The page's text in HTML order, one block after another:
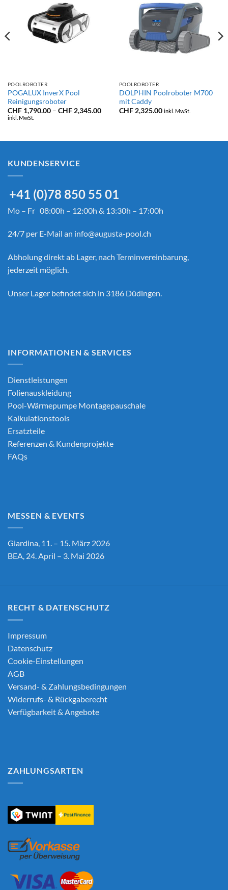
POOLROBOTER
POGALUX InverX Pool
Reinigungsroboter
CHF1,790.00 – CHF2,345.00Preisspanne:
CHF 1,790.00
inkl. MwSt.
POOLROBOTER
DOLPHIN Poolroboter M700
mit Caddy
CHF2,325.00 inkl. MwSt.
KUNDENSERVICE
+41 (0)78 850 55 01
Mo – Fr 08:00h – 12:00h & 13:30h – 17:00h
24/7 per E-Mail an info@augusta-pool.ch
Abholung direkt ab Lager, nach Terminvereinbarung,
jederzeit möglich.
Unser Lager befindet sich in 3186 Düdingen.
INFORMATIONEN & SERVICES
Dienstleistungen
Folienauskleidung
Pool-Wärmepumpe Montagepauschale
Kalkulationstools
Ersatzteile
Referenzen & Kundenprojekte
FAQs
MESSEN & EVENTS
Giardina, 11. – 15. März 2026
BEA, 24. April – 3. Mai 2026
RECHT & DATENSCHUTZ
Impressum
Datenschutz
Cookie-Einstellungen
AGB
Versand- & Zahlungsbedingungen
Widerrufs- & Rückgaberecht
Verfügbarkeit & Angebote
ZAHLUNGSARTEN